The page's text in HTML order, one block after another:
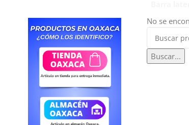
No se
Buscar...